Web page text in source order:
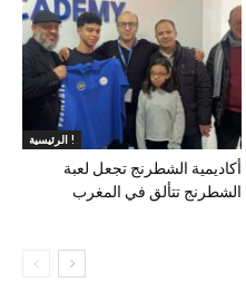
الرئيسية !
أكاديمية الشطرنج تجعل لعبة
الشطرنج تتألق في المغرب